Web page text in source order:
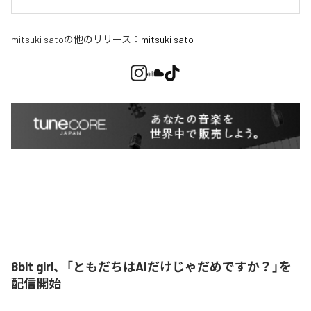
mitsuki satoの他のリリース： mitsuki sato
8bit girl、「ともだちはAIだけじゃだめですか？」を
配信開始